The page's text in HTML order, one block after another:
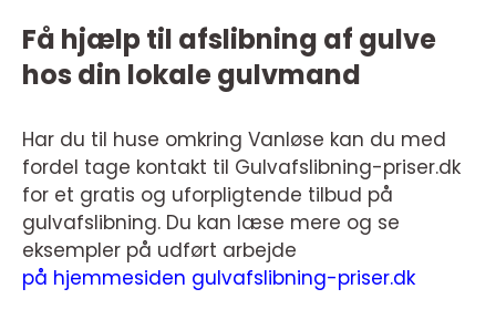
Få hjælp til afslibning af gulve
hos din lokale gulvmand
Har du til huse omkring Vanløse kan du med
fordel tage kontakt til Gulvafslibning-priser.dk
for et gratis og uforpligtende tilbud på
gulvafslibning. Du kan læse mere og se
eksempler på udført arbejde
på hjemmesiden gulvafslibning-priser.dk